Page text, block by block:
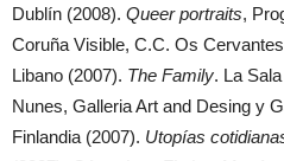
Dublín (2008). Queer portraits,
Coruña Visible, C.C. Os
Libano (2007). The Family. La
Nunes, Galleria Art and Desing y
Finlandia (2007). Utopías